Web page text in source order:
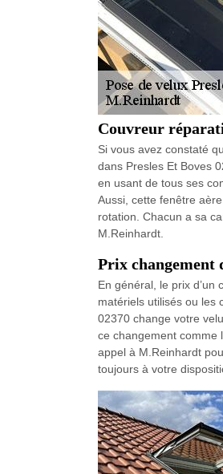
Couvreur
Si vous avez constaté
dans Presles Et Boves
en usant de tous ses
Aussi, cette fenêtre
rotation. Chacun a sa
M.Reinhardt.
Prix changement
En général, le prix
matériels utilisés ou les
02370 change votre
ce changement comme
appel à M.Reinhardt
toujours à votre